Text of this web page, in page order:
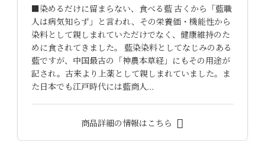
■染めるだけに留まらない、食べる藍 古くから「藍職
人は病気知らず」と言われ、その栄養価・機能性から
染料として親しまれていただけでなく、健康維持のた
めに食されてきました。 藍染染料としてなじみのある
藍ですが、中国最古の「神農本草経」にもその用途が
記され。古来より上薬として親しまれていました。ま
た日本でも江戸時代には藍商人…
商品詳細の情報はこちら